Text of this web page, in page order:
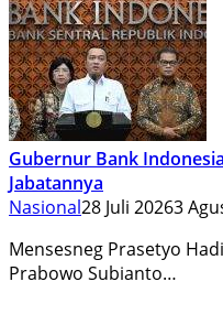
Gubernur Bank
Jabatannya
Nasional28 Juli 20263
Mensesneg Prasetyo
Prabowo Subianto…